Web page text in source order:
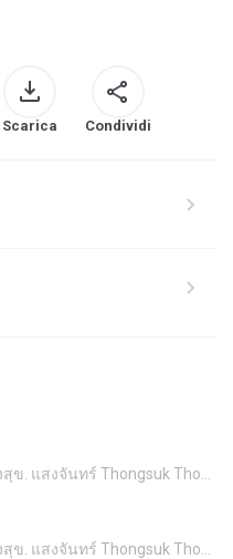
Scarica Condividi
ข. แสงจันทร์ Thongsuk Thongsuk
ข. แสงจันทร์ Thongsuk Thongsuk